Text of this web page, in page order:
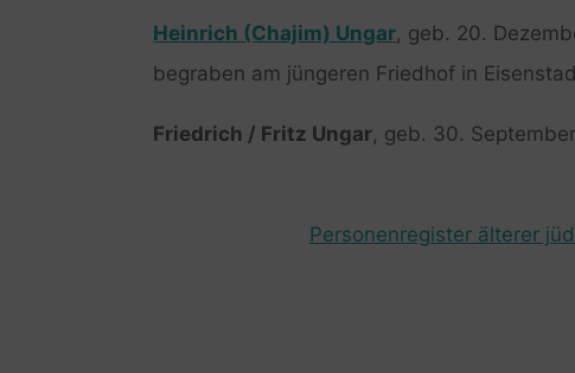
Heinrich (Chajim) Ungar, geb. 20.
begraben am jüngeren Friedhof in
Friedrich / Fritz Ungar, geb. 30.
Personenregister älterer